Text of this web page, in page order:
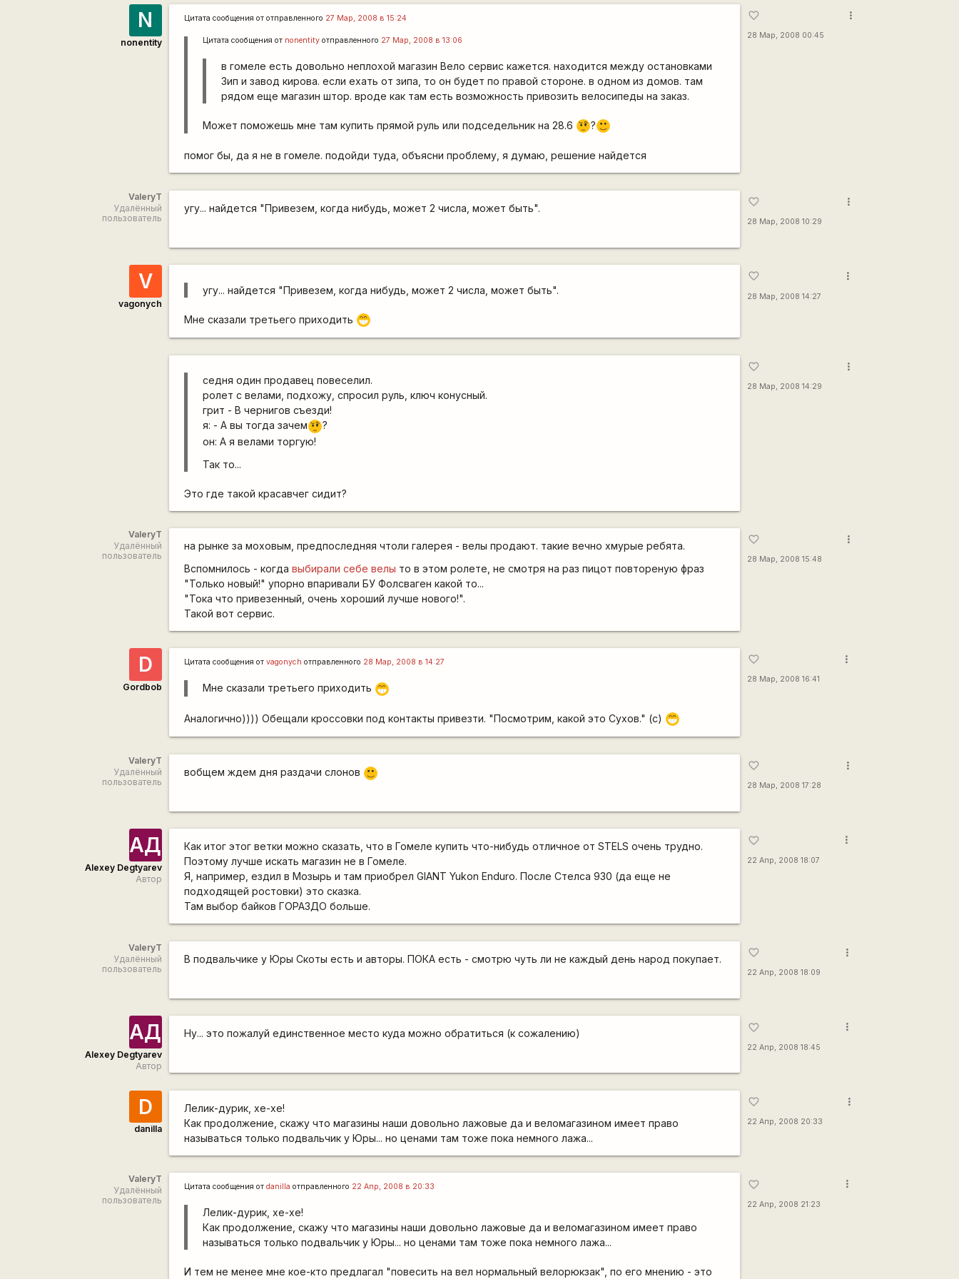
N
nonentity
Цитата сообщения ототправленного 27 Мар, 2008 в 15:24
Цитата сообщения от nonentity отправленного 27 Мар, 2008 в 13:06
в гомеле есть довольно неплохой магазин Вело сервис кажется. находится между остановками
Зип и завод кирова. если ехать от зипа, то он будет по правой стороне. в одном из домов. там
рядом еще магазин штор. вроде как там есть возможность привозить велосипеды на заказ.
Может поможешь мне там купить прямой руль или подседельник на 28.6 ???? :)
помог бы, да я не в гомеле. подойди туда, объясни проблему, я думаю, решение найдется
favorite_border
28 Мар, 2008 00:45
more_vert
ValeryT
Удалённый
пользователь
угу... найдется "Привезем, когда нибудь, может 2 числа, может быть".
favorite_border
28 Мар, 2008 10:29
more_vert
V
vagonych
угу... найдется "Привезем, когда нибудь, может 2 числа, может быть".
Мне сказали третьего приходить ;D
favorite_border
28 Мар, 2008 14:27
more_vert
седня один продавец повеселил.
ролет с велами, подхожу, спросил руль, ключ конусный.
грит - В чернигов съезди!
я: - А вы тогда зачем????
он: А я велами торгую!
Так то...
Это где такой красавчег сидит?
favorite_border
28 Мар, 2008 14:29
more_vert
ValeryT
Удалённый
пользователь
на рынке за моховым, предпоследняя чтоли галерея - велы продают. такие вечно хмурые ребята.
Вспомнилось - когдавыбирали себе велы то в этом ролете, не смотря на раз пицот повтореную фраз
"Только новый!" упорно впаривали БУ Фолсваген какой то...
"Тока что привезенный, очень хороший лучше нового!".
Такой вот сервис.
favorite_border
28 Мар, 2008 15:48
more_vert
D
Gordbob
Цитата сообщения отvagonych отправленного 28 Мар, 2008 в 14:27
Мне сказали третьего приходить ;D
Аналогично)))) Обещали кроссовки под контакты привезти. "Посмотрим, какой это Сухов." (с) ;D
favorite_border
28 Мар, 2008 16:41
more_vert
ValeryT
Удалённый
пользователь
вобщем ждем дня раздачи слонов :)
favorite_border
28 Мар, 2008 17:28
more_vert
АД
Alexey Degtyarev
Автор
Как итог этог ветки можно сказать, что в Гомеле купить что-нибудь отличное от STELS очень трудно.
Поэтому лучше искать магазин не в Гомеле.
Я, например, ездил в Мозырь и там приобрел GIANT Yukon Enduro. После Стелса 930 (да еще не
подходящей ростовки) это сказка.
Там выбор байков ГОРАЗДО больше.
favorite_border
22 Апр, 2008 18:07
more_vert
ValeryT
Удалённый
пользователь
В подвальчике у Юры Скоты есть и авторы. ПОКА есть - смотрю чуть ли не каждый день народ покупает.
favorite_border
22 Апр, 2008 18:09
more_vert
АД
Alexey Degtyarev
Автор
Ну... это пожалуй единственное место куда можно обратиться (к сожалению)
favorite_border
22 Апр, 2008 18:45
more_vert
D
danilla
Лелик-дурик, хе-хе!
Как продолжение, скажу что магазины наши довольно лажовые да и веломагазином имеет право
называться только подвальчик у Юры... но ценами там тоже пока немного лажа...
favorite_border
22 Апр, 2008 20:33
more_vert
ValeryT
Удалённый
пользователь
Цитата сообщения отdanilla отправленного 22 Апр, 2008 в 20:33
Лелик-дурик, хе-хе!
Как продолжение, скажу что магазины наши довольно лажовые да и веломагазином имеет право
называться только подвальчик у Юры... но ценами там тоже пока немного лажа...
И тем не менее мне кое-кто предлагал "повесить на вел нормальный велорюкзак", по его мнению - это
favorite_border
22 Апр, 2008 21:23
more_vert